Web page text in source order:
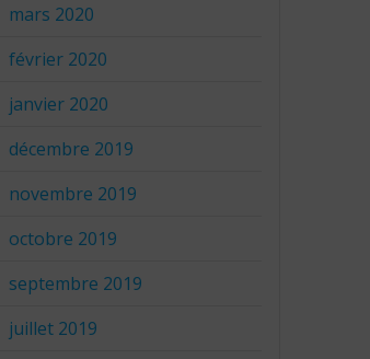
mars 2020
février 2020
janvier 2020
décembre 2019
novembre 2019
octobre 2019
septembre 2019
juillet 2019